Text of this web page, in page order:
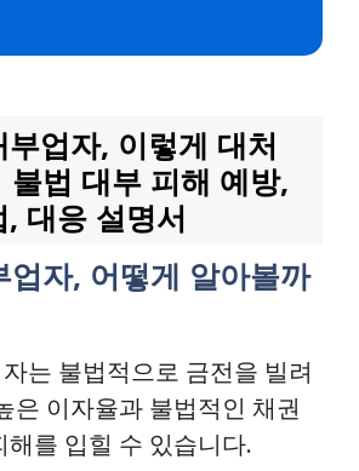
업자, 이렇게 대처
법 대부 피해 예방,
대응 설명서
업자, 어떻게 알아볼까
는 불법적으로 금전을 빌려
은 이자율과 불법적인 채권
해를 입힐 수 있습니다.